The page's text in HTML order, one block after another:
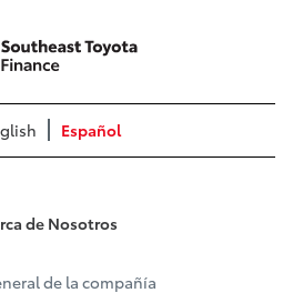
Español
de Nosotros
de la compañía